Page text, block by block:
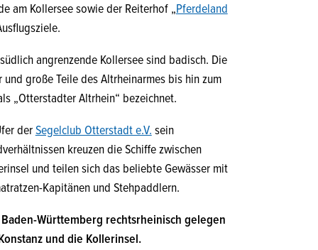
am Kollersee sowie der Reiterhof „Pferdeland
angrenzende Kollersee sind badisch. Die
große Teile des Altrheinarmes bis hin zum
„Otterstadter Altrhein“ bezeichnet.
derSegelclub Otterstadt e.V.sein
kreuzen die Schiffe zwischen
und teilen sich das beliebte Gewässer mit
Kapitänen und Stehpaddlern.
Württemberg rechtsrheinisch gelegen
und die Kollerinsel.